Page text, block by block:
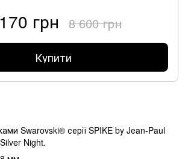
грн 8 600 грн
Купити
Swarovski® серії SPIKE by Jean-Paul
Night.